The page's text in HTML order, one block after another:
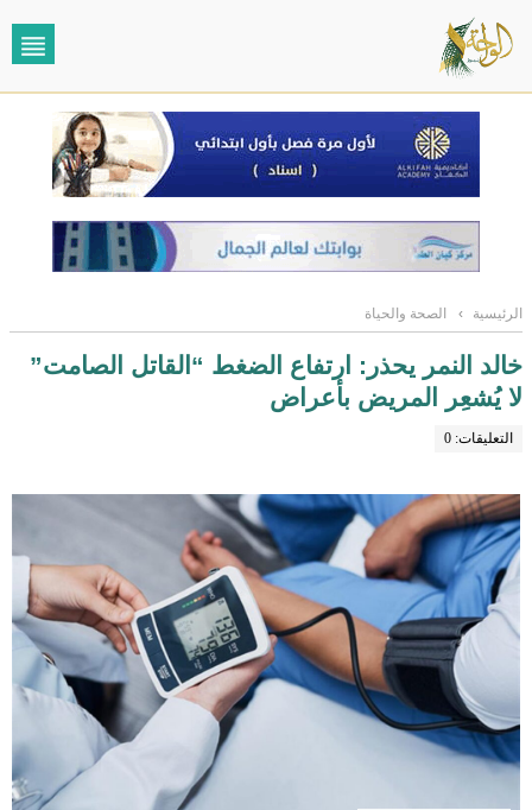
الرئيسية › الصحة والحياة
خالد النمر يحذر: ارتفاع الضغط “القاتل الصامت”
لا يُشعِر المريض بأعراض
التعليقات: 0